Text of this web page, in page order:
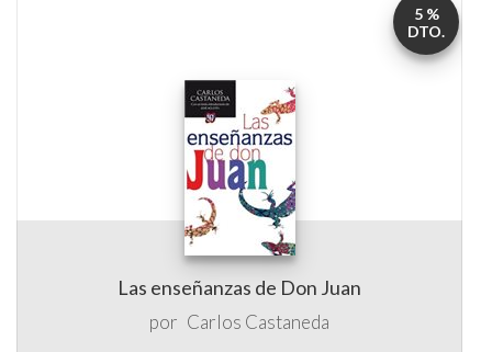
Las enseñanzas de Don Juan
por Carlos Castaneda
5 %
DTO.